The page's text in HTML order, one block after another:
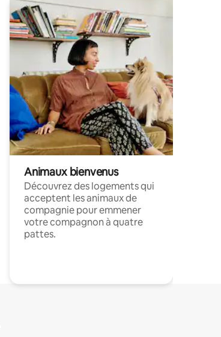
Animaux bienvenus
Découvrez des logements qui
acceptent les animaux de
compagnie pour emmener
votre compagnon à quatre
pattes.